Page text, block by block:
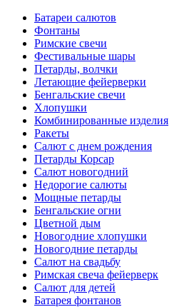
Батареи салютов
Фонтаны
Римские свечи
Фестивальные шары
Петарды, волчки
Летающие фейерверки
Бенгальские свечи
Хлопушки
Комбинированные изделия
Ракеты
Салют с днем рождения
Петарды Корсар
Салют новогодний
Недорогие салюты
Мощные петарды
Бенгальские огни
Цветной дым
Новогодние хлопушки
Новогодние петарды
Салют на свадьбу
Римская свеча фейерверк
Салют для детей
Батарея фонтанов